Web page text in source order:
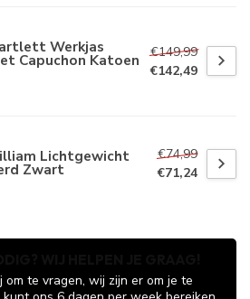
Werkjas
Capuchon Katoen
€149,99
€142,49
Lichtgewicht
Zwart
€74,99
€71,24
om te vragen, wij zijn er om je te